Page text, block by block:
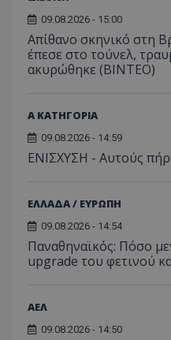
09.08.2026 - 15:00
Απίθανο σκηνικό στη
έπεσε στο τούνελ,
ακυρώθηκε (BINTEO)
Α ΚΑΤΗΓΟΡΙΑ
09.08.2026 - 14:59
ΕΝΙΣΧΥΣΗ - Αυτούς
ΕΛΛΑΔΑ / ΕΥΡΩΠΗ
09.08.2026 - 14:54
Παναθηναϊκός: Πόσο
upgrade του φετινού
ΑΕΛ
09.08.2026 - 14:50